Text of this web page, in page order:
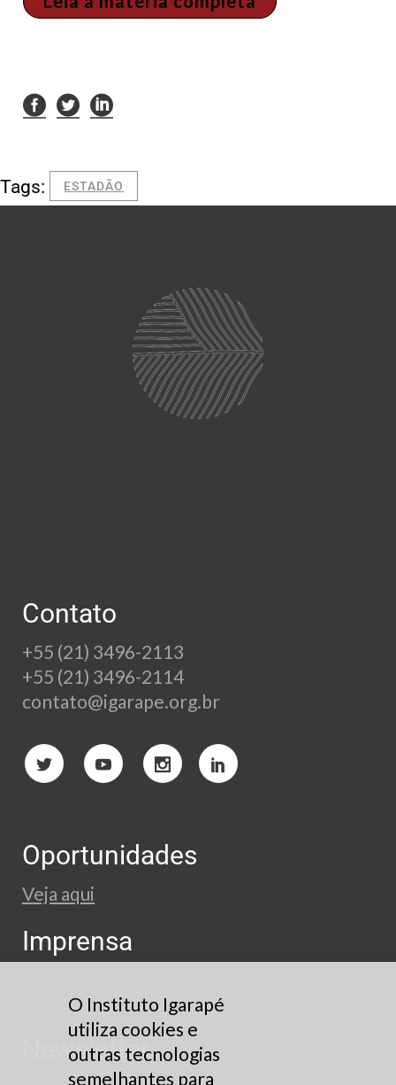
Tags: ESTADÃO
Contato
+55 (21) 3496-2113
+55 (21) 3496-2114
contato@igarape.org.br
Oportunidades
Veja aqui
Imprensa
Newsletter
O Instituto Igarapé
utiliza cookies e
outras tecnologias
semelhantes para